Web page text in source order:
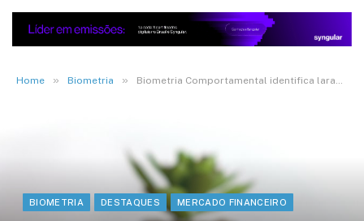
Home » Biometria » Biometria Comportamental identifica laranjas com precisão de 98%
BIOMETRIA DESTAQUES MERCADO FINANCEIRO